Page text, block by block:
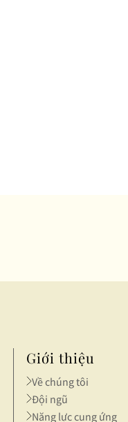
Giới thiệu
Về chúng tôi
Đội ngũ
Năng lực cung ứng